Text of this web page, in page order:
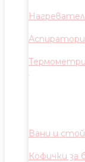
Аспиратори
Термометри
Вани и
Кофички за